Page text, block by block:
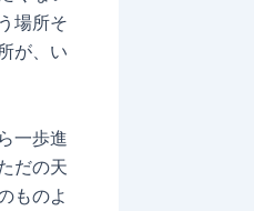
場所そ
が、い
一歩進
だの天
ものよ